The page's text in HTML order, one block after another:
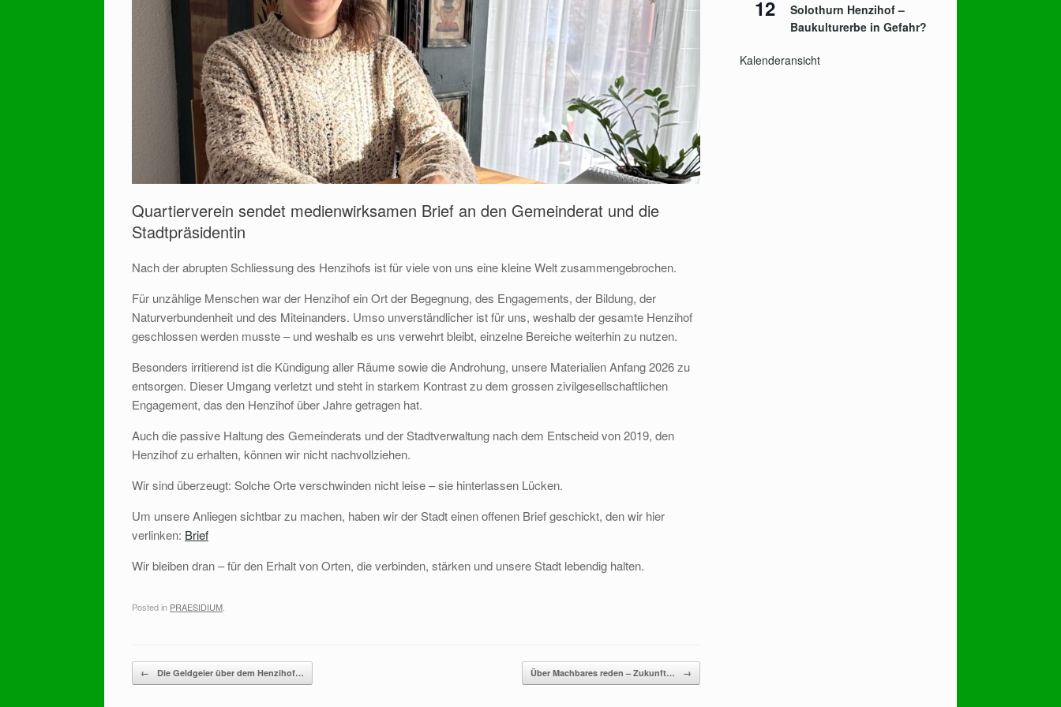
Quartierverein sendet medienwirksamen Brief an den Gemeinderat und die
Stadtpräsidentin
Nach der abrupten Schliessung des Henzihofs ist für viele von uns eine kleine Welt zusammengebrochen.
Für unzählige Menschen war der Henzihof ein Ort der Begegnung, des Engagements, der Bildung, der
Naturverbundenheit und des Miteinanders. Umso unverständlicher ist für uns, weshalb der gesamte Henzihof
geschlossen werden musste – und weshalb es uns verwehrt bleibt, einzelne Bereiche weiterhin zu nutzen.
Besonders irritierend ist die Kündigung aller Räume sowie die Androhung, unsere Materialien Anfang 2026 zu
entsorgen. Dieser Umgang verletzt und steht in starkem Kontrast zu dem grossen zivilgesellschaftlichen
Engagement, das den Henzihof über Jahre getragen hat.
Auch die passive Haltung des Gemeinderats und der Stadtverwaltung nach dem Entscheid von 2019, den
Henzihof zu erhalten, können wir nicht nachvollziehen.
Wir sind überzeugt: Solche Orte verschwinden nicht leise – sie hinterlassen Lücken.
Um unsere Anliegen sichtbar zu machen, haben wir der Stadt einen offenen Brief geschickt, den wir hier
verlinken: Brief
Wir bleiben dran – für den Erhalt von Orten, die verbinden, stärken und unsere Stadt lebendig halten.
Posted in PRAESIDIUM
Post navigation
← Die Geldgeier über dem Henzihof… Über Machbares reden – Zukunft… →
12
Solothurn Henzihof –
Baukulturerbe in Gefahr?
Kalenderansicht